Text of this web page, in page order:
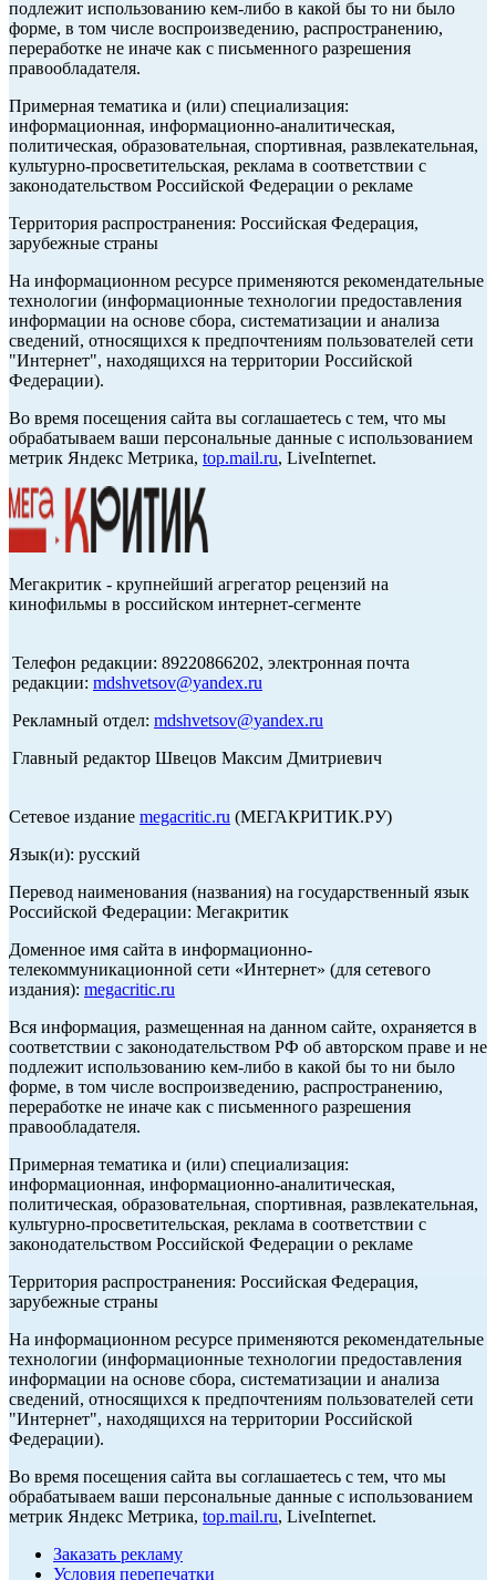
подлежит использованию кем-либо в какой бы то ни было
форме, в том числе воспроизведению, распространению,
переработке не иначе как с письменного разрешения
правообладателя.
Примерная тематика и (или) специализация:
информационная, информационно-аналитическая,
политическая, образовательная, спортивная, развлекательная,
культурно-просветительская, реклама в соответствии с
законодательством Российской Федерации о рекламе
Территория распространения: Российская Федерация,
зарубежные страны
На информационном ресурсе применяются рекомендательные
технологии (информационные технологии предоставления
информации на основе сбора, систематизации и анализа
сведений, относящихся к предпочтениям пользователей сети
"Интернет", находящихся на территории Российской
Федерации).
Во время посещения сайта вы соглашаетесь с тем, что мы
обрабатываем ваши персональные данные с использованием
метрик Яндекс Метрика, top.mail.ru, LiveInternet.
Мегакритик - крупнейший агрегатор рецензий на
кинофильмы в российском интернет-сегменте
Телефон редакции: 89220866202, электронная почта
редакции: mdshvetsov@yandex.ru
Рекламный отдел: mdshvetsov@yandex.ru
Главный редактор Швецов Максим Дмитриевич
Сетевое издание megacritic.ru (МЕГАКРИТИК.РУ)
Язык(и): русский
Перевод наименования (названия) на государственный язык
Российской Федерации: Мегакритик
Доменное имя сайта в информационно-
телекоммуникационной сети «Интернет» (для сетевого
издания): megacritic.ru
Вся информация, размещенная на данном сайте, охраняется в
соответствии с законодательством РФ об авторском праве и не
подлежит использованию кем-либо в какой бы то ни было
форме, в том числе воспроизведению, распространению,
переработке не иначе как с письменного разрешения
правообладателя.
Примерная тематика и (или) специализация:
информационная, информационно-аналитическая,
политическая, образовательная, спортивная, развлекательная,
культурно-просветительская, реклама в соответствии с
законодательством Российской Федерации о рекламе
Территория распространения: Российская Федерация,
зарубежные страны
На информационном ресурсе применяются рекомендательные
технологии (информационные технологии предоставления
информации на основе сбора, систематизации и анализа
сведений, относящихся к предпочтениям пользователей сети
"Интернет", находящихся на территории Российской
Федерации).
Во время посещения сайта вы соглашаетесь с тем, что мы
обрабатываем ваши персональные данные с использованием
метрик Яндекс Метрика, top.mail.ru, LiveInternet.
Заказать рекламу
Условия перепечатки